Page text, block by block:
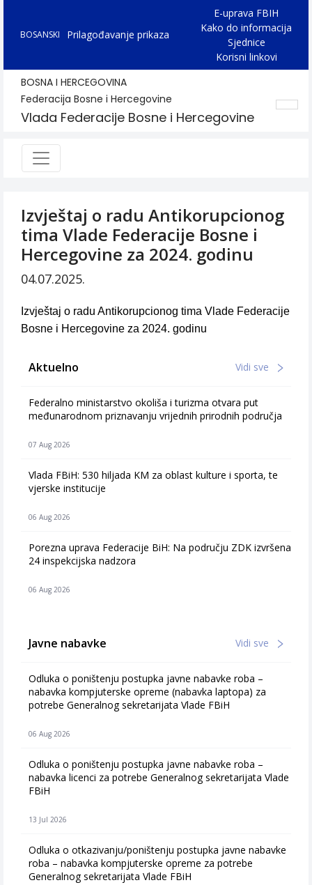
BOSANSKI Prilagođavanje prikaza
E-uprava FBIH
Kako do informacija
Sjednice
Korisni linkovi
BOSNA I HERCEGOVINA
Federacija Bosne i Hercegovine
Vlada Federacije Bosne i Hercegovine
Izvještaj o radu Antikorupcionog
tima Vlade Federacije Bosne i
Hercegovine za 2024. godinu
04.07.2025.
Izvještaj o radu Antikorupcionog tima Vlade Federacije
Bosne i Hercegovine za 2024. godinu
Aktuelno Vidi sve
Federalno ministarstvo okoliša i turizma otvara put
međunarodnom priznavanju vrijednih prirodnih područja
07 Aug 2026
Vlada FBiH: 530 hiljada KM za oblast kulture i sporta, te
vjerske institucije
06 Aug 2026
Porezna uprava Federacije BiH: Na području ZDK izvršena
24 inspekcijska nadzora
06 Aug 2026
Javne nabavke Vidi sve
Odluka o poništenju postupka javne nabavke roba –
nabavka kompjuterske opreme (nabavka laptopa) za
potrebe Generalnog sekretarijata Vlade FBiH
06 Aug 2026
Odluka o poništenju postupka javne nabavke roba –
nabavka licenci za potrebe Generalnog sekretarijata Vlade
FBiH
13 Jul 2026
Odluka o otkazivanju/poništenju postupka javne nabavke
roba – nabavka kompjuterske opreme za potrebe
Generalnog sekretarijata Vlade FBiH